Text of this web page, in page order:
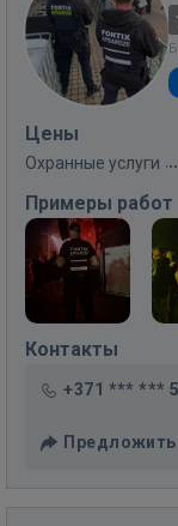
Цены
Охранные услуги
Примеры работ
Контакты
+371 *** ***
Предложить